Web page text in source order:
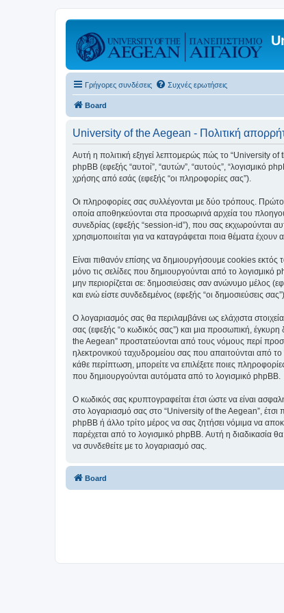
Γρήγορες συνδέσεις Συχνές ερωτήσεις
Board
University of the Aegean - Πολιτική
Αυτή η πολιτική εξηγεί λεπτομερώς πώς το “University of
phpBB (εφεξής “αυτοί”, “αυτών”, “αυτούς”, “λογισμικό
χρήσης από εσάς (εφεξής “οι πληροφορίες σας”).
Οι πληροφορίες σας συλλέγονται με δύο τρόπους.
οποία αποθηκεύονται στα προσωρινά αρχεία του
συνεδρίας (εφεξής “session-id”), που σας εκχωρούνται
χρησιμοποιείται για να καταγράφεται ποια θέματα
Είναι πιθανόν επίσης να δημιουργήσουμε cookies
μόνο τις σελίδες που δημιουργούνται από το
μην περιορίζεται σε: δημοσιεύσεις σαν ανώνυμο μέλος
και ενώ είστε συνδεδεμένος (εφεξής “οι δημοσιεύσεις
Ο λογαριασμός σας θα περιλαμβάνει ως ελάχιστα
σας (εφεξής “ο κωδικός σας”) και μια προσωπική,
the Aegean” προστατεύονται από τους νόμους περί
ηλεκτρονικού ταχυδρομείου σας που απαιτούνται από το
κάθε περίπτωση, μπορείτε να επιλέξετε ποιες
που δημιουργούνται αυτόματα από το λογισμικό phpBB.
Ο κωδικός σας κρυπτογραφείται έτσι ώστε να είναι
στο λογαριασμό σας στο “University of the Aegean”, έτσι
phpBB ή άλλο τρίτο μέρος να σας ζητήσει νόμιμα να
παρέχεται από το λογισμικό phpBB. Αυτή η διαδικασία
να συνδεθείτε με το λογαριασμό σας.
Board